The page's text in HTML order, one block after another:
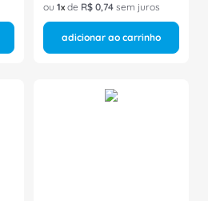
ou 1 de R$ 0,74 sem juros
adicionar ao carrinho